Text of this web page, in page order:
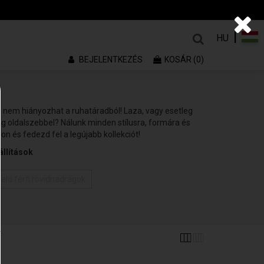
HU |
BEJELENTKEZÉS KOSÁR (0)
hiányozhat a ruhatáradból! Laza, vagy esetleg
oldalszebbel? Nálunk minden stílusra, formára és
és fedezd fel a legújabb kollekciót!